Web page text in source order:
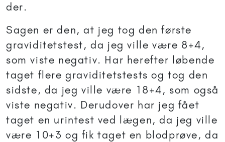
der.
Sagen er den, at jeg tog den første
graviditetstest, da jeg ville være 8+4,
som viste negativ. Har herefter løbende
taget flere graviditetstests og tog den
sidste, da jeg ville være 18+4, som også
viste negativ. Derudover har jeg fået
taget en urintest ved lægen, da jeg ville
være 10+3 og fik taget en blodprøve, da